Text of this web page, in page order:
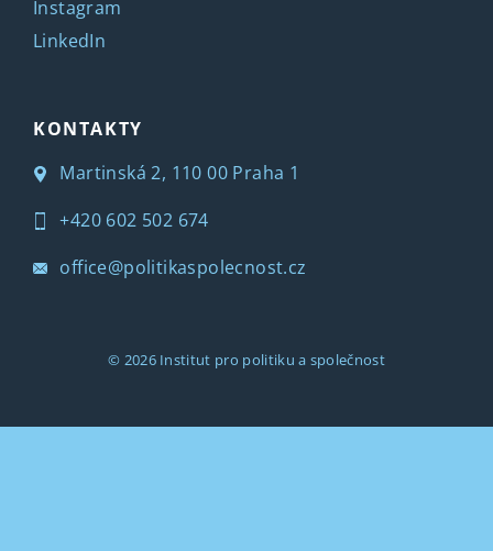
Instagram
LinkedIn
KONTAKTY
Martinská 2, 110 00 Praha 1
+420 602 502 674
office@politikaspolecnost.cz
© 2026 Institut pro politiku a společnost